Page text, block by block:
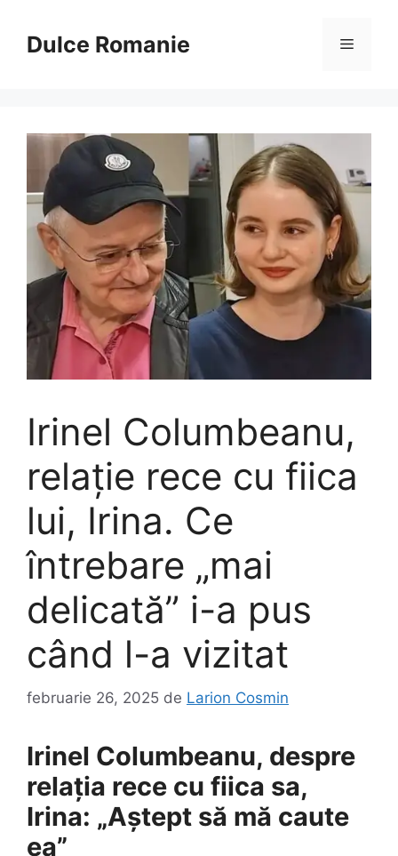
conținutDulce Romanie Meniu
Irinel Columbeanu,
relație rece cu fiica
lui, Irina. Ce
întrebare „mai
delicată” i-a pus
când l-a vizitat
februarie 26, 2025 de Larion Cosmin
Irinel Columbeanu, despre
relația rece cu fiica sa,
Irina: „Aștept să mă caute
ea”